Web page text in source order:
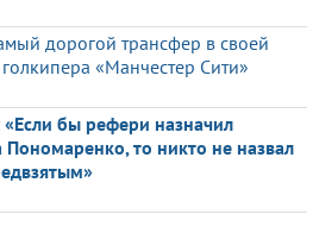
дорогой трансфер в своей
«Манчестер Сити»
бы рефери назначил
Пономаренко, то никто не назвал